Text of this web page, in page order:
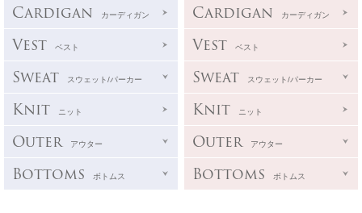
Cardigan カーディガン
Vest ベスト
Sweat スウェット/パーカー
Knit ニット
Outer アウター
Bottoms ボトムス
Cardigan カーディガン
Vest ベスト
Sweat スウェット/パーカー
Knit ニット
Outer アウター
Bottoms ボトムス